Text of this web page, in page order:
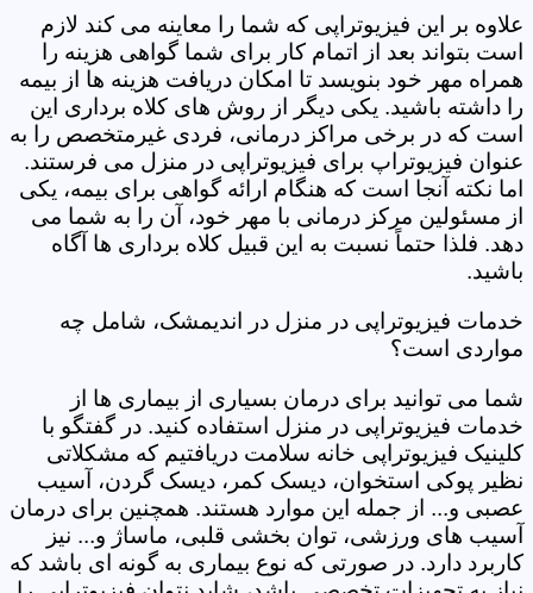
علاوه بر این فیزیوتراپی که شما را معاینه می کند لازم
است بتواند بعد از اتمام کار برای شما گواهی هزینه را
همراه مهر خود بنویسد تا امکان دریافت هزینه ها از بیمه
را داشته باشید. یکی دیگر از روش های کلاه برداری این
است که در برخی مراکز درمانی، فردی غیرمتخصص را به
عنوان فیزیوتراپ برای فیزیوتراپی در منزل می فرستند.
اما نکته آنجا است که هنگام ارائه گواهی برای بیمه، یکی
از مسئولین مرکز درمانی با مهر خود، آن را به شما می
دهد. فلذا حتماً نسبت به این قبیل کلاه برداری ها آگاه
باشید.
خدمات فیزیوتراپی در منزل در اندیمشک، شامل چه
مواردی است؟
شما می توانید برای درمان بسیاری از بیماری ها از
خدمات فیزیوتراپی در منزل استفاده کنید. در گفتگو با
کلینیک فیزیوتراپی خانه سلامت دریافتیم که مشکلاتی
نظیر پوکی استخوان، دیسک کمر، دیسک گردن، آسیب
عصبی و... از جمله این موارد هستند. همچنین برای درمان
آسیب های ورزشی، توان بخشی قلبی، ماساژ و... نیز
کاربرد دارد. در صورتی که نوع بیماری به گونه ای باشد که